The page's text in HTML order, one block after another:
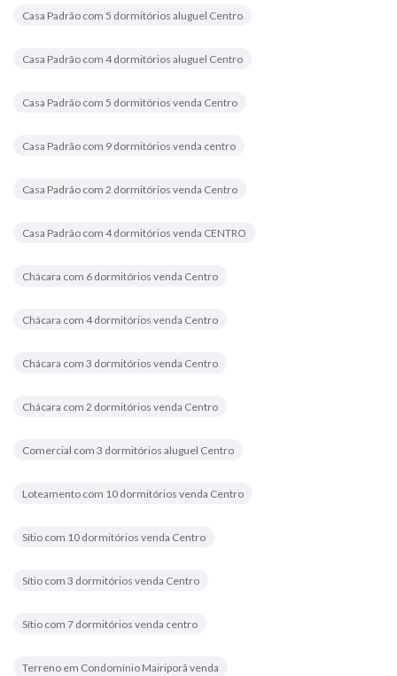
Casa Padrão com 5 dormitórios aluguel Centro
Casa Padrão com 4 dormitórios aluguel Centro
Casa Padrão com 5 dormitórios venda Centro
Casa Padrão com 9 dormitórios venda centro
Casa Padrão com 2 dormitórios venda Centro
Casa Padrão com 4 dormitórios venda CENTRO
Chácara com 6 dormitórios venda Centro
Chácara com 4 dormitórios venda Centro
Chácara com 3 dormitórios venda Centro
Chácara com 2 dormitórios venda Centro
Comercial com 3 dormitórios aluguel Centro
Loteamento com 10 dormitórios venda Centro
Sítio com 10 dormitórios venda Centro
Sítio com 3 dormitórios venda Centro
Sítio com 7 dormitórios venda centro
Terreno em Condomínio Mairiporã venda